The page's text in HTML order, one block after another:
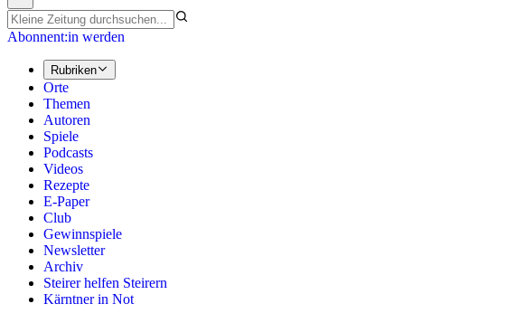
Abonnent:in werden
Rubriken
Orte
Themen
Autoren
Spiele
Podcasts
Videos
Rezepte
E-Paper
Club
Gewinnspiele
Newsletter
Archiv
Steirer helfen Steirern
Kärntner in Not